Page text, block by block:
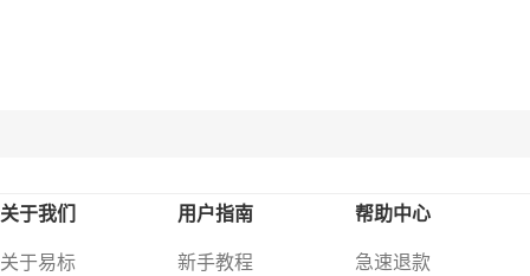
关于我们
关于易标
用户指南
新手教程
帮助中心
急速退款